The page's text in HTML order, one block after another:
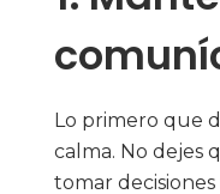
Lo primero que
calma. No dejes
tomar